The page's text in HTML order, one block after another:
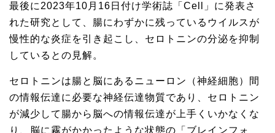
最後に2023年10月16日付け学術誌「Cell」に発表さ
れた研究として、腸にわずかに残っているウイルスが
慢性的な炎症を引き起こし、セロトニンの分泌を抑制
しているとの見解。
セロトニンは腸と脳にあるニューロン（神経細胞）間
の情報伝達に必要な神経伝達物質であり、セロトニン
が減少して腸から脳への情報伝達が上手くいかなくな
り、脳に霧がかかったような状態の「ブレインフォ